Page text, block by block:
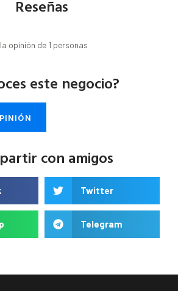
Reseñas
opinión de 1 personas
este negocio?
con amigos
Twitter
Telegram